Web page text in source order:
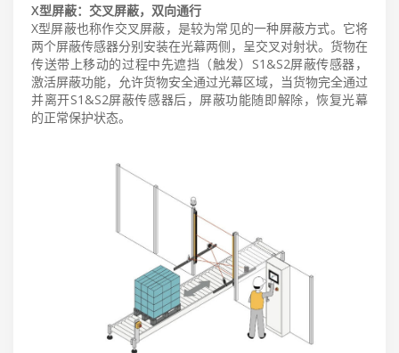
X型屏蔽：交叉屏蔽，双向通行
X型屏蔽也称作交叉屏蔽，是较为常见的一种屏蔽方式。它将
两个屏蔽传感器分别安装在光幕两侧，呈交叉对射状。货物在
传送带上移动的过程中先遮挡（触发）S1&S2屏蔽传感器，
激活屏蔽功能，允许货物安全通过光幕区域，当货物完全通过
并离开S1&S2屏蔽传感器后，屏蔽功能随即解除，恢复光幕
的正常保护状态。